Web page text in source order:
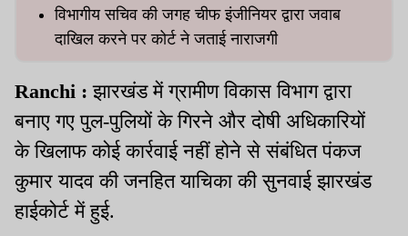
विभागीय सचिव की जगह चीफ इंजीनियर द्वारा जवाब
दाखिल करने पर कोर्ट ने जताई नाराजगी
Ranchi : झारखंड में ग्रामीण विकास विभाग द्वारा
बनाए गए पुल-पुलियों के गिरने और दोषी अधिकारियों
के खिलाफ कोई कार्रवाई नहीं होने से संबंधित पंकज
कुमार यादव की जनहित याचिका की सुनवाई झारखंड
हाईकोर्ट में हुई.